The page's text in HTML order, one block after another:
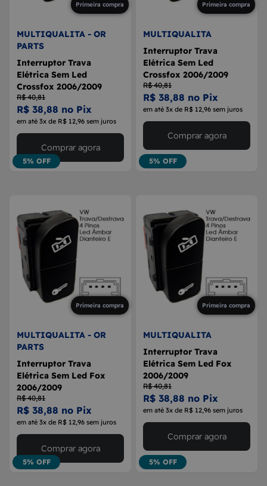
Primeira compra
MULTIQUALITA - OR
PARTS
Interruptor Trava
Elétrica Sem Led
Crossfox 2006/2009
R$ 40,81
R$ 38,88 no Pix
em até 3x de R$ 12,96 sem juros
5% OFF
Comprar agora
Primeira compra
MULTIQUALITA
Interruptor Trava
Elétrica Sem Led
Crossfox 2006/2009
R$ 40,81
R$ 38,88 no Pix
em até 3x de R$ 12,96 sem juros
5% OFF
Comprar agora
Primeira compra
MULTIQUALITA - OR
PARTS
Interruptor Trava
Elétrica Sem Led Fox
2006/2009
R$ 40,81
R$ 38,88 no Pix
em até 3x de R$ 12,96 sem juros
5% OFF
Comprar agora
Primeira compra
MULTIQUALITA
Interruptor Trava
Elétrica Sem Led Fox
2006/2009
R$ 40,81
R$ 38,88 no Pix
em até 3x de R$ 12,96 sem juros
5% OFF
Comprar agora